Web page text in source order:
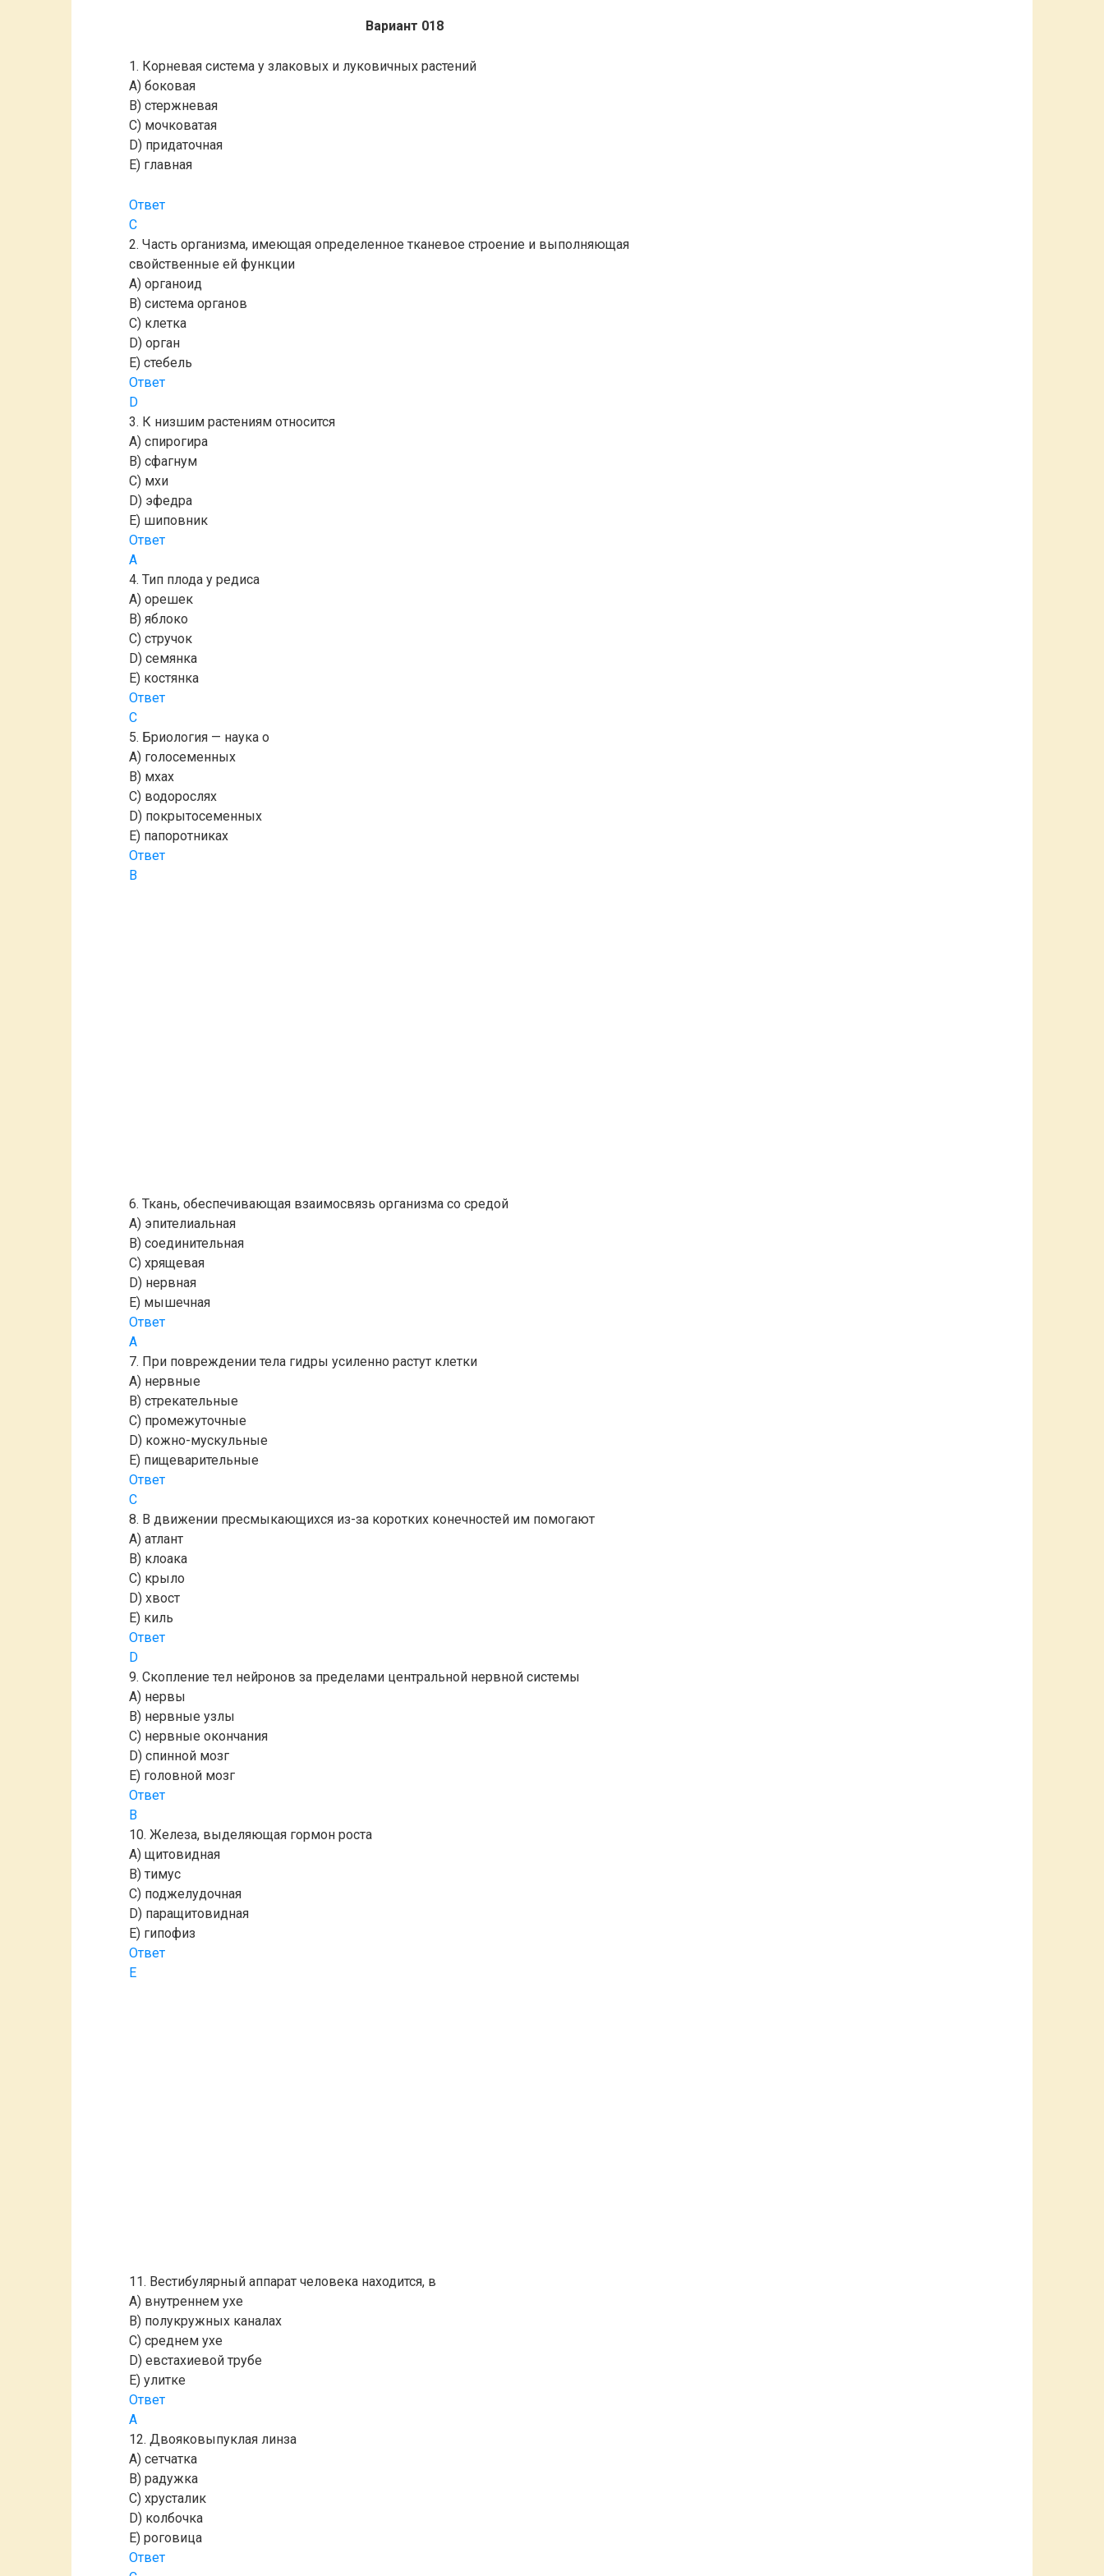
Вариант 018
1. Корневая система у злаковых и луковичных растений
A) боковая
B) стержневая
C) мочковатая
D) придаточная
E) главная
Ответ
C
2. Часть организма, имеющая определенное тканевое строение и выполняющая
свойственные ей функции
A) органоид
B) система органов
C) клетка
D) орган
E) стебель
Ответ
D
3. К низшим растениям относится
A) спирогира
B) сфагнум
C) мхи
D) эфедра
E) шиповник
Ответ
A
4. Тип плода у редиса
A) орешек
B) яблоко
C) стручок
D) семянка
E) костянка
Ответ
C
5. Бриология — наука о
A) голосеменных
B) мхах
C) водорослях
D) покрытосеменных
E) папоротниках
Ответ
B
6. Ткань, обеспечивающая взаимосвязь организма со средой
A) эпителиальная
B) соединительная
C) хрящевая
D) нервная
E) мышечная
Ответ
A
7. При повреждении тела гидры усиленно растут клетки
A) нервные
B) стрекательные
C) промежуточные
D) кожно-мускульные
E) пищеварительные
Ответ
C
8. В движении пресмыкающихся из-за коротких конечностей им помогают
A) атлант
B) клоака
C) крыло
D) хвост
E) киль
Ответ
D
9. Скопление тел нейронов за пределами центральной нервной системы
A) нервы
B) нервные узлы
C) нервные окончания
D) спинной мозг
E) головной мозг
Ответ
B
10. Железа, выделяющая гормон роста
A) щитовидная
B) тимус
C) поджелудочная
D) паращитовидная
E) гипофиз
Ответ
E
11. Вестибулярный аппарат человека находится, в
A) внутреннем ухе
B) полукружных каналах
C) среднем ухе
D) евстахиевой трубе
E) улитке
Ответ
A
12. Двояковыпуклая линза
A) сетчатка
B) радужка
C) хрусталик
D) колбочка
E) роговица
Ответ